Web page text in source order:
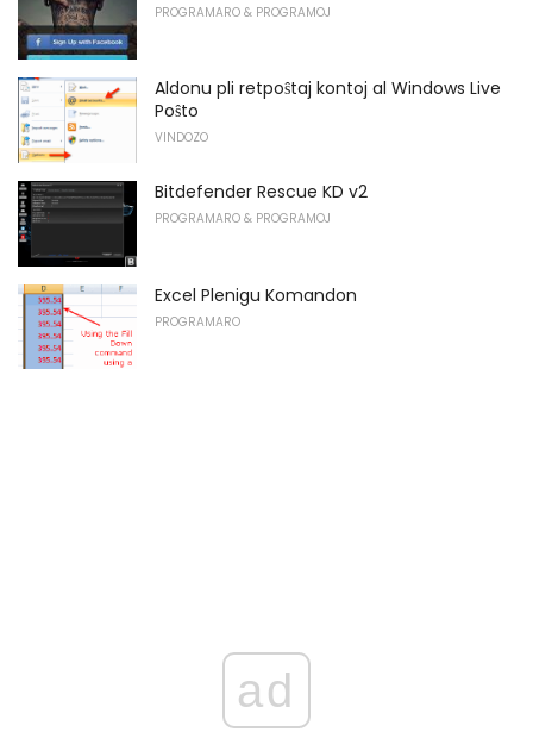
PROGRAMARO & PROGRAMOJ
Aldonu pli retpoŝtaj kontoj al Windows Live
Poŝto
VINDOZO
Bitdefender Rescue KD v2
PROGRAMARO & PROGRAMOJ
Excel Plenigu Komandon
PROGRAMARO
ad